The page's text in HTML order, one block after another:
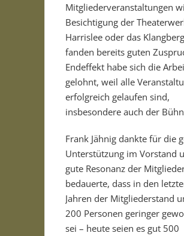
Mitgliederveranstaltungen
Besichtigung der
Harrislee oder das
fanden bereits guten
Endeffekt habe sich die
gelohnt, weil alle
erfolgreich gelaufen sind,
insbesondere auch der
Frank Jähnig dankte für die
Unterstützung im Vorstand
gute Resonanz der
bedauerte, dass in den
Jahren der Mitgliederstand
200 Personen geringer
sei – heute seien es gut 500